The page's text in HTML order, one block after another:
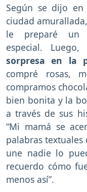
Según se dijo en
ciudad
le preparé un
especial.
sorpresa en la
compré rosas,
compramos
bien bonita y la
a través de sus
“Mi mamá se
palabras textuales
une nadie lo
recuerdo cómo
menos así”.